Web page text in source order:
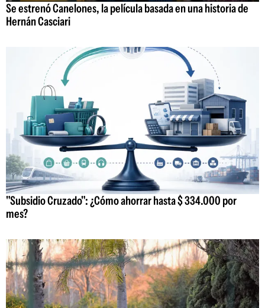
Se estrenó Canelones, la película basada en una historia de
Hernán Casciari
"Subsidio Cruzado": ¿Cómo ahorrar hasta $ 334.000 por
mes?